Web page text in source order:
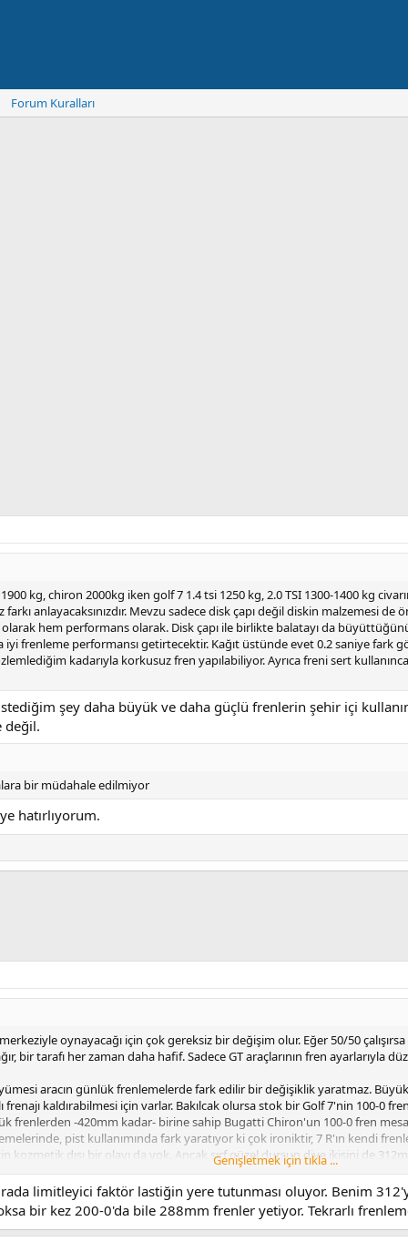
Forum Kuralları
kg, chiron 2000kg iken golf 7 1.4 tsi 1250 kg, 2.0 TSI 1300-1400 kg
farkı anlayacaksınızdır. Mevzu sadece disk çapı değil diskin malzemesi
hem performans olarak. Disk çapı ile birlikte balatayı da
iyi frenleme performansı getirtecektir. Kağıt üstünde evet 0.2 saniye
kadarıyla korkusuz fren yapılabiliyor. Ayrıca freni sert
şey daha büyük ve daha güçlü frenlerin şehir içi
değil.
bir müdahale edilmiyor
hatırlıyorum.
oynayacağı için çok gereksiz bir değişim olur. Eğer 50/50
bir tarafı her zaman daha hafif. Sadece GT araçlarının fren ayarlarıyla
aracın günlük frenlemelerde fark edilir bir değişiklik yaratmaz.
kaldırabilmesi için varlar. Bakılcak olursa stok bir Golf 7'nin 100-0
frenlerden -420mm kadar- birine sahip Bugatti Chiron'un 100-0 fren
pist kullanımında fark yaratıyor ki çok ironiktir, 7 R'ın kendi
dışı bir olayı da yok. Ancak sırf güzel dursun diye ikisini de
Eğer arkaya 288mmler takılıyorsa onlar da denenebilir.
Genişletmek için tıkla ...
limitleyici faktör lastiğin yere tutunması oluyor. Benim
bir kez 200-0'da bile 288mm frenler yetiyor. Tekrarlı